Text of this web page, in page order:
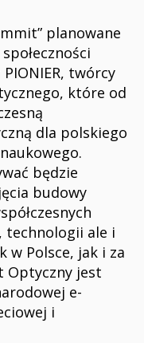
planowane
twórcy
które od
dla polskiego
będzie
budowy
technologii ale i
w Polsce, jak i za
Optyczny jest
e-
i